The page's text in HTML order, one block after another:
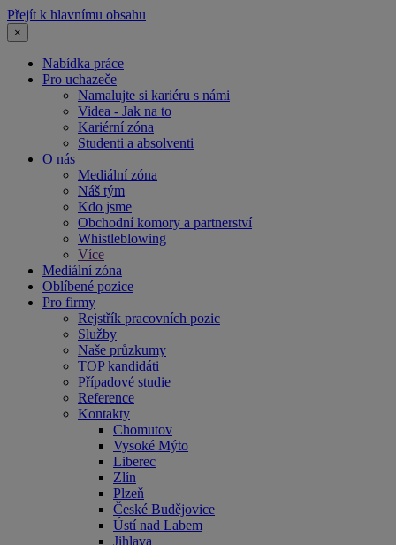
Přejít k hlavnímu obsahu
×
Nabídka práce
Pro uchazeče
Namalujte si kariéru s námi
Videa - Jak na to
Kariérní zóna
Studenti a absolventi
O nás
Mediální zóna
Náš tým
Kdo jsme
Obchodní komory a partnerství
Whistleblowing
Více
Mediální zóna
Oblíbené pozice
Pro firmy
Rejstřík pracovních pozic
Služby
Naše průzkumy
TOP kandidáti
Případové studie
Reference
Kontakty
Chomutov
Vysoké Mýto
Liberec
Zlín
Plzeň
České Budějovice
Ústí nad Labem
Jihlava